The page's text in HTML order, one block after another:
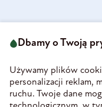
58-160 Świebodzice
REGON 890213034
INFORMACJE
Dbamy o Twoją
Używamy plików
personalizacji reklam,
ruchu. Twoje dane